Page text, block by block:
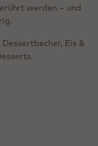
werden – und
Eis &
Getränketoppings;
(z. B. Ränder,
und
Theke.